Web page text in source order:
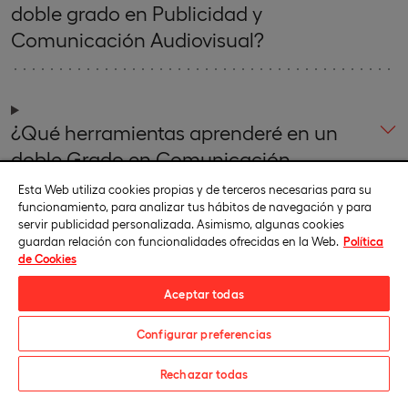
doble grado en Publicidad y
Comunicación Audiovisual?
¿Qué herramientas aprenderé en un
doble Grado en Comunicación
Audiovisual y Publicidad?
También te puede interesar
Descarga el catálogo
Esta Web utiliza cookies propias y de terceros necesarias para su
funcionamiento, para analizar tus hábitos de navegación y para
servir publicidad personalizada. Asimismo, algunas cookies
guardan relación con funcionalidades ofrecidas en la Web. Política
de Cookies
Aceptar todas
Configurar preferencias
Rechazar todas